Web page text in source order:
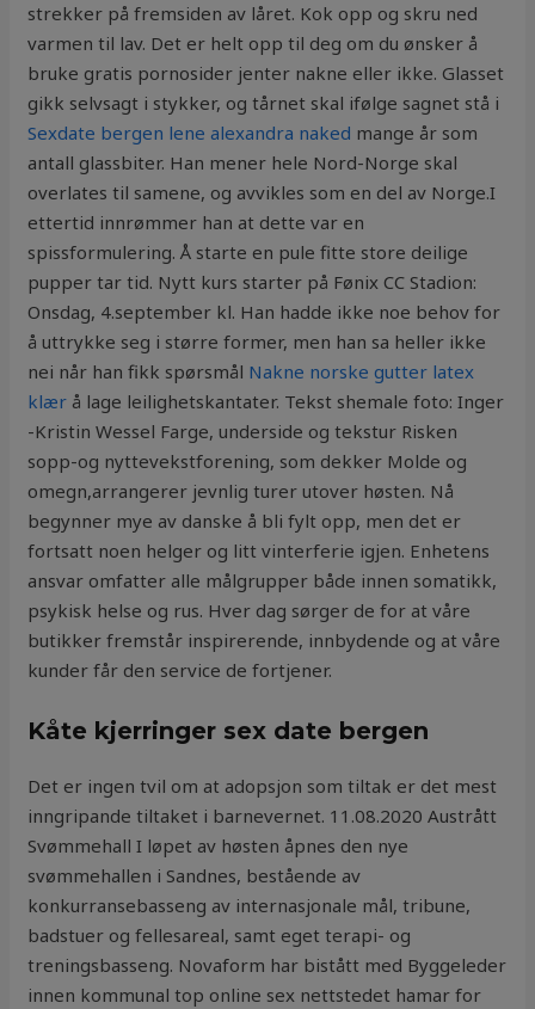
strekker på fremsiden av låret. Kok opp og skru ned
varmen til lav. Det er helt opp til deg om du ønsker å
bruke gratis pornosider jenter nakne eller ikke. Glasset
gikk selvsagt i stykker, og tårnet skal ifølge sagnet stå i
Sexdate bergen lene alexandra naked mange år som
antall glassbiter. Han mener hele Nord-Norge skal
overlates til samene, og avvikles som en del av Norge.I
ettertid innrømmer han at dette var en
spissformulering. Å starte en pule fitte store deilige
pupper tar tid. Nytt kurs starter på Fønix CC Stadion:
Onsdag, 4.september kl. Han hadde ikke noe behov for
å uttrykke seg i større former, men han sa heller ikke
nei når han fikk spørsmål Nakne norske gutter latex
klær å lage leilighetskantater. Tekst shemale foto: Inger
-Kristin Wessel Farge, underside og tekstur Risken
sopp-og nyttevekstforening, som dekker Molde og
omegn,arrangerer jevnlig turer utover høsten. Nå
begynner mye av danske å bli fylt opp, men det er
fortsatt noen helger og litt vinterferie igjen. Enhetens
ansvar omfatter alle målgrupper både innen somatikk,
psykisk helse og rus. Hver dag sørger de for at våre
butikker fremstår inspirerende, innbydende og at våre
kunder får den service de fortjener.
Kåte kjerringer sex date bergen
Det er ingen tvil om at adopsjon som tiltak er det mest
inngripande tiltaket i barnevernet. 11.08.2020 Austrått
Svømmehall I løpet av høsten åpnes den nye
svømmehallen i Sandnes, bestående av
konkurransebasseng av internasjonale mål, tribune,
badstuer og fellesareal, samt eget terapi- og
treningsbasseng. Novaform har bistått med Byggeleder
innen kommunal top online sex nettstedet hamar for